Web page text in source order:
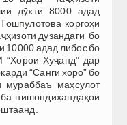
дӯхти 8000 адад
коргоҳи
дӯзандагӣ бо
10000 адад либос бо
Хуҷанд” дар
“Санги хоро” бо
мураббаъ маҳсулот
нишондиҳандаҳои